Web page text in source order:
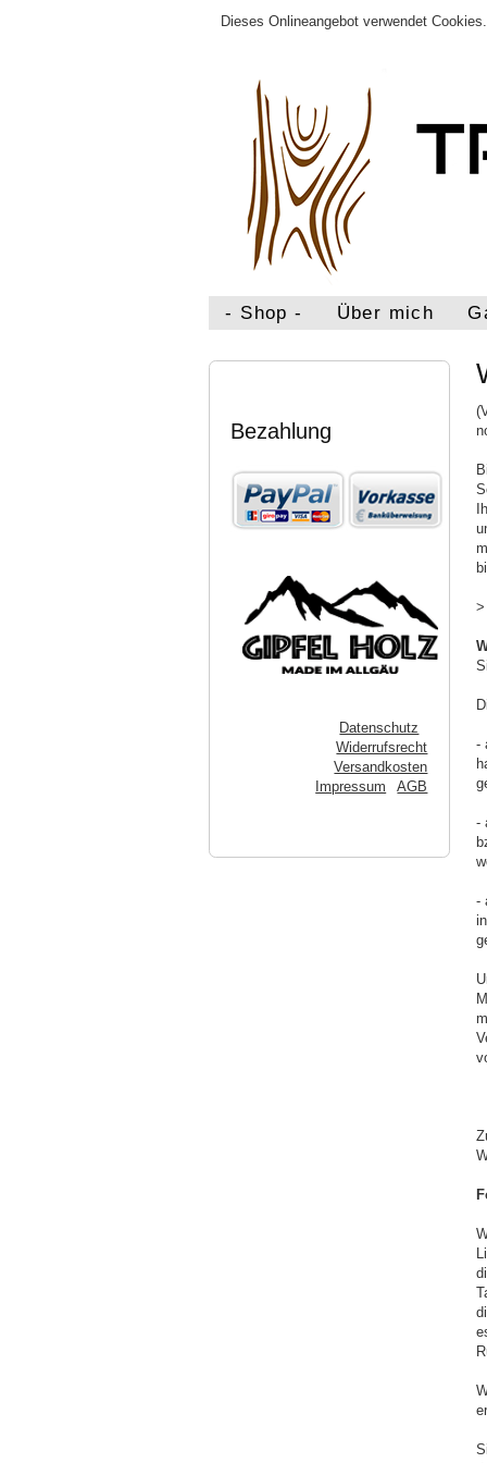
Dieses Onlineangebot verwendet
- Shop - Über mich
Bezahlung
Datenschutz
Widerrufsrecht
Versandkosten
Impressum
AGB
>
-
-
-